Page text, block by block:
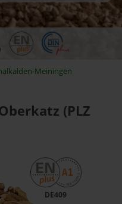
Meiningen
(PLZ
DE409